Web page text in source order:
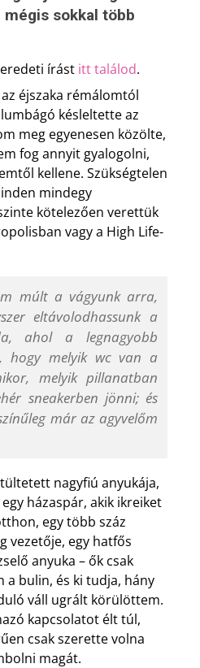
sokkal több
eredeti írástitt találod.
éjszaka rémálomtól
késleltette az
meg egyenesen közölte,
fog annyit gyalogolni,
kellene. Szükségtelen
mindegy
kötelezően verettük
vagy a High Life-
múlt a vágyunk arra,
eltávolodhassunk a
ahol a legnagyobb
hogy melyik wc van a
melyik pillanatban
sneakerben jönni; és
már az agyvelőm
nagyfiú anyukája,
házaspár, akik ikreiket
egy több száz
vezetője, egy hatfős
anyuka – ők csak
a bulin, és ki tudja, hány
váll ugrált körülöttem.
kapcsolatot élt túl,
csak szerette volna
magát.